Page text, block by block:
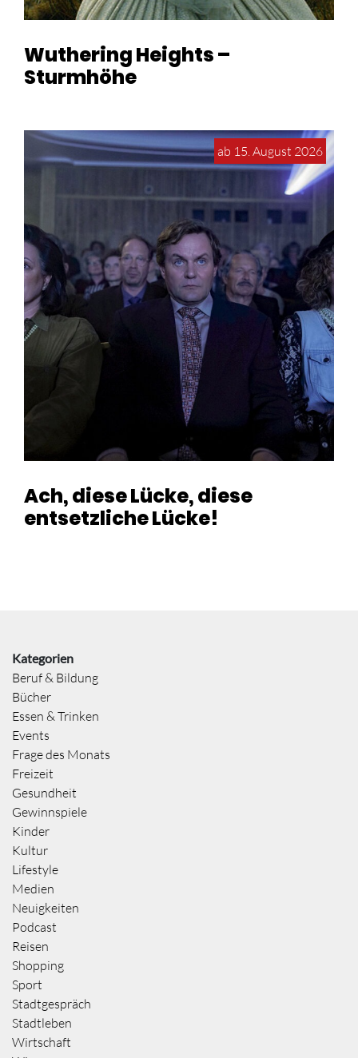
Wuthering Heights –
Sturmhöhe
ab 15. August 2026
Ach, diese Lücke, diese
entsetzliche Lücke!
Kategorien
Beruf & Bildung
Bücher
Essen & Trinken
Events
Frage des Monats
Freizeit
Gesundheit
Gewinnspiele
Kinder
Kultur
Lifestyle
Medien
Neuigkeiten
Podcast
Reisen
Shopping
Sport
Stadtgespräch
Stadtleben
Wirtschaft